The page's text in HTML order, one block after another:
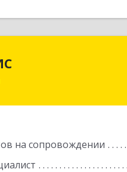
на сопровождении
Алтайский край, Барнаул